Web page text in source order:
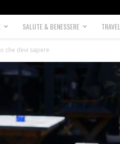
SALUTE & BENESSERE TRAVEL
che devi sapere